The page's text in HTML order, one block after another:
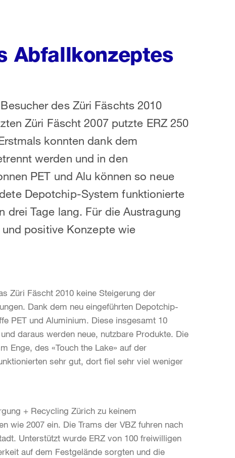
Abfallkonzeptes
des Züri Fäschts 2010
Züri Fäscht 2007 putzte ERZ 250
konnten dank dem
werden und in den
PET und Alu können so neue
Depotchip-System funktionierte
drei Tage lang. Für die Austragung
positive Konzepte wie
Züri Fäscht 2010 keine Steigerung der
Dank dem neu eingeführten Depotchip-
PET und Aluminium. Diese insgesamt 10
daraus werden neue, nutzbare Produkte. Die
Enge, des «Touch the Lake» auf der
sehr gut, dort fiel sehr viel weniger
+ Recycling Zürich zu keinem
wie 2007 ein. Die Trams der VBZ fuhren nach
Unterstützt wurde ERZ von 100 freiwilligen
auf dem Festgelände sorgten und die